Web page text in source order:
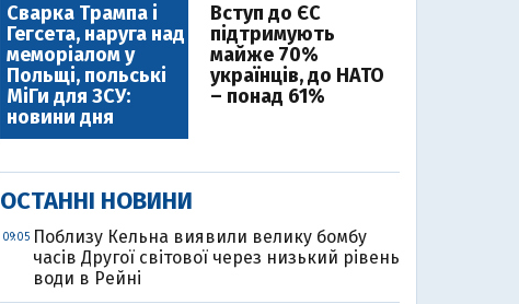
Сварка Трампа і
Гегсета, наруга над
меморіалом у
Польщі, польські
МіГи для ЗСУ:
новини дня
Вступ до ЄС
підтримують
майже 70%
українців, до НАТО
– понад 61%
ОСТАННІ НОВИНИ
09:05 Поблизу Кельна виявили велику бомбу
часів Другої світової через низький рівень
води в Рейні